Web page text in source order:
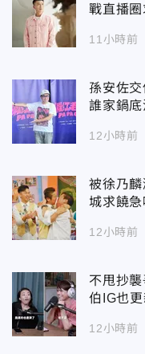
戰直播圈
11小時前
孫安佐
誰家鍋底
12小時前
被徐乃
城求饒急
12小時前
不甩抄
伯IG也
12小時前